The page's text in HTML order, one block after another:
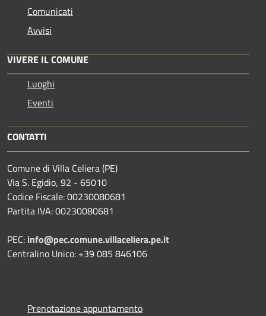
Comunicati
Avvisi
VIVERE IL COMUNE
Luoghi
Eventi
CONTATTI
Comune di Villa Celiera (PE)
Via S. Egidio, 92 - 65010
Codice Fiscale: 00230080681
Partita IVA: 00230080681
PEC: info@pec.comune.villaceliera.pe.it
Centralino Unico: +39 085 846106
Prenotazione appuntamento